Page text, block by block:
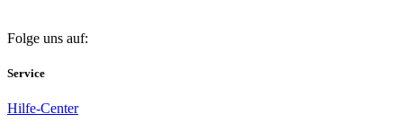
Folge uns auf:
Service
Hilfe-Center